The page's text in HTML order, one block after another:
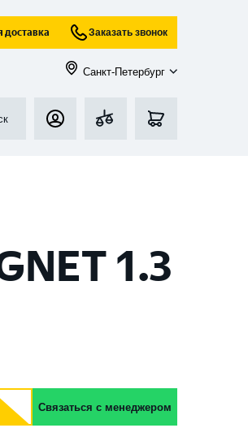
доставка Заказать звонок
Санкт-Петербург
1.3
Связаться с менеджером